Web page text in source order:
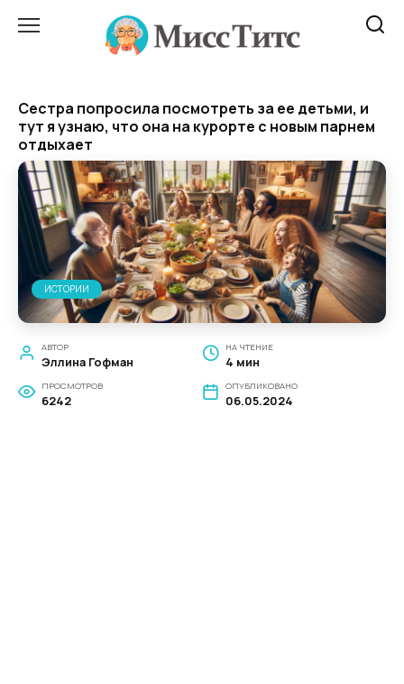
Сестра попросила посмотреть за ее детьми, и
тут я узнаю, что она на курорте с новым парнем
отдыхает
ИСТОРИИ
АВТОР
Эллина Гофман
НА ЧТЕНИЕ
4 мин
ПРОСМОТРОВ
6242
ОПУБЛИКОВАНО
06.05.2024